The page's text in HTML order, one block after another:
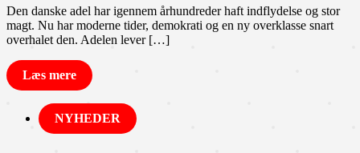
Den danske adel har igennem århundreder haft indflydelse og stor
magt. Nu har moderne tider, demokrati og en ny overklasse snart
overhalet den. Adelen lever […]
Læs mere
NYHEDER